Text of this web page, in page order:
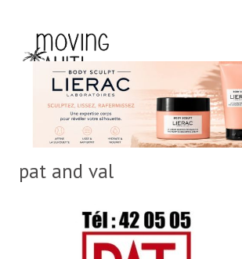
pat and val